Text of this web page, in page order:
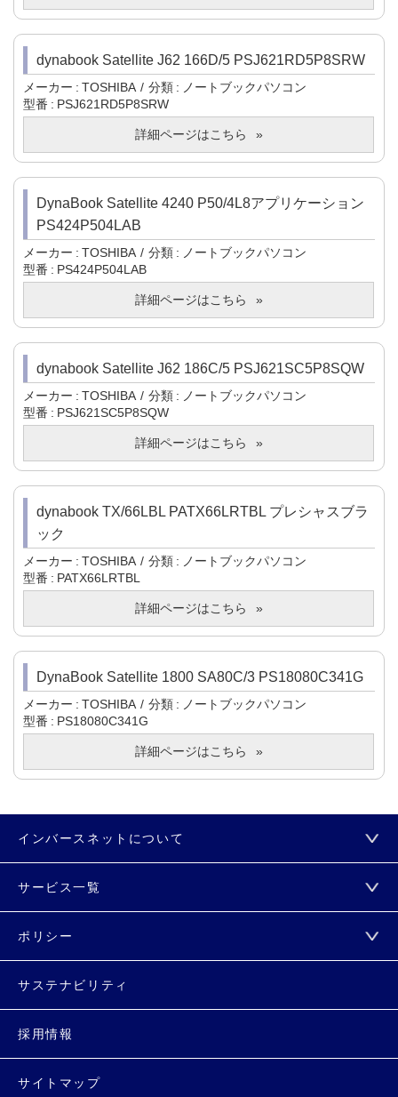
dynabook Satellite J62 166D/5 PSJ621RD5P8SRW
メーカー TOSHIBA 分類
ノートブックパソコン
型番
PSJ621RD5P8SRW
詳細ページはこちら
DynaBook Satellite 4240 P50/4L8アプリケーション
PS424P504LAB
メーカー TOSHIBA 分類
ノートブックパソコン
型番
PS424P504LAB
詳細ページはこちら
dynabook Satellite J62 186C/5 PSJ621SC5P8SQW
メーカー TOSHIBA 分類
ノートブックパソコン
型番
PSJ621SC5P8SQW
詳細ページはこちら
dynabook TX/66LBL PATX66LRTBL プレシャスブラ
ック
メーカー TOSHIBA 分類
ノートブックパソコン
型番
PATX66LRTBL
詳細ページはこちら
DynaBook Satellite 1800 SA80C/3 PS18080C341G
メーカー TOSHIBA 分類
ノートブックパソコン
型番
PS18080C341G
詳細ページはこちら
インバースネットについて
サービス一覧
ポリシー
サステナビリティ
採用情報
サイトマップ